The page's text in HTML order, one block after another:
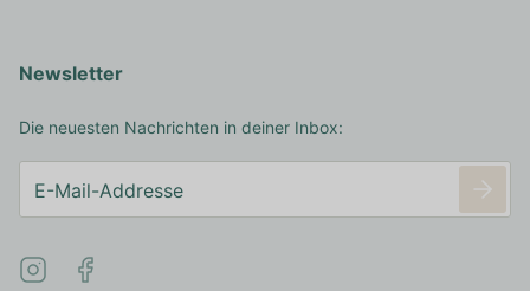
Newsletter
Die neuesten Nachrichten in deiner Inbox: